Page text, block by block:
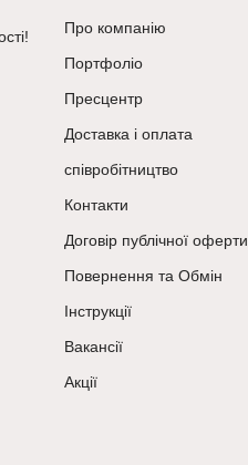
Про компанію
Портфоліо
Пресцентр
Доставка і оплата
співробітництво
Контакти
Договір публічної оферти
Повернення та Обмін
Інструкції
Вакансії
Акції